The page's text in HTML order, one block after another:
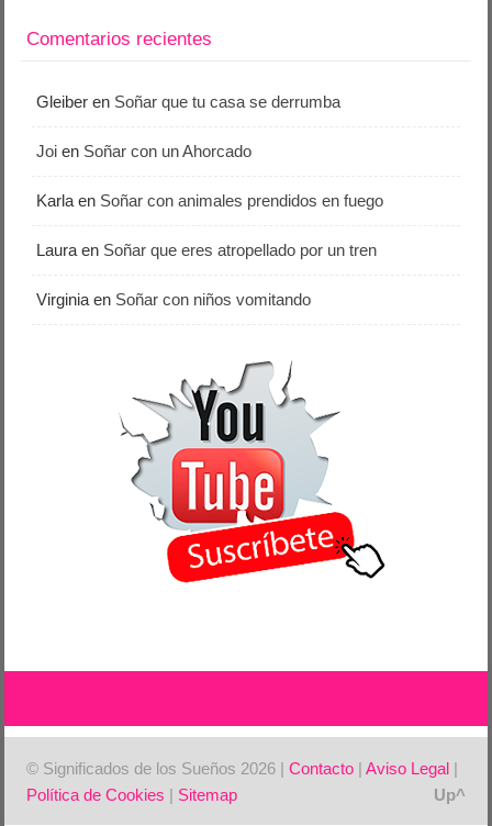
Comentarios recientes
Gleiber en Soñar que tu casa se derrumba
Joi en Soñar con un Ahorcado
Karla en Soñar con animales prendidos en fuego
Laura en Soñar que eres atropellado por un tren
Virginia en Soñar con niños vomitando
© Significados de los Sueños 2026 |Contacto |Aviso Legal |
Política de Cookies | Sitemap